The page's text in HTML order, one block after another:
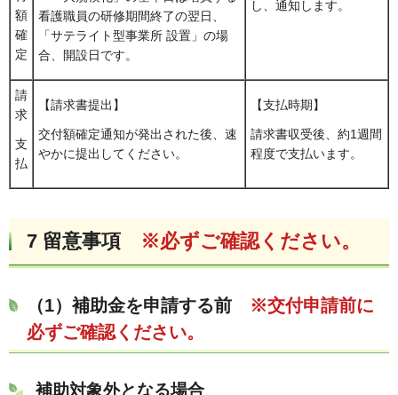
額
確
定
看護職員の研修期間終了の翌日、
「サテライト型事業所 設置」の場
合、開設日です。
し、通知します。
請
求
支
払
【請求書提出】
交付額確定通知が発出された後、速
やかに提出してください。
【支払時期】
請求書収受後、約1週間
程度で支払います。
7 留意事項 ※必ずご確認ください。
（1）補助金を申請する前 ※交付申請前に
必ずご確認ください。
補助対象外となる場合